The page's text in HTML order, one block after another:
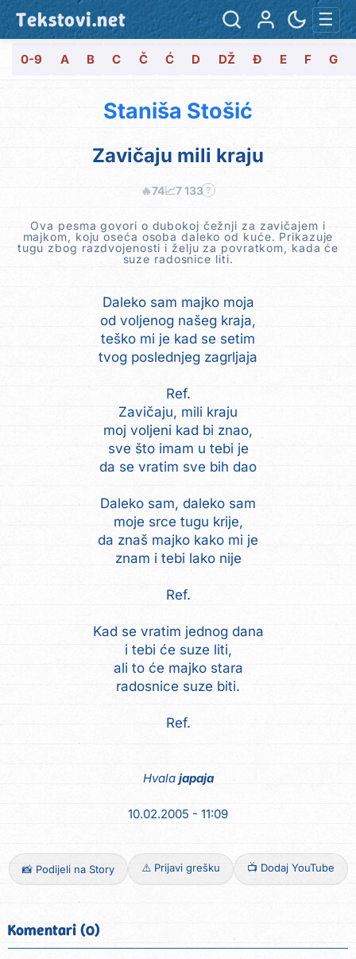
Tekstovi.net ☰
0-9 A B C Č Ć D DŽ Đ E F G
Staniša Stošić
Zavičaju mili kraju
🔥74📈7 133 ?
Ova pesma govori o dubokoj čežnji za zavičajem i
majkom, koju oseća osoba daleko od kuće. Prikazuje
tugu zbog razdvojenosti i želju za povratkom, kada će
suze radosnice liti.
Daleko sam majko moja
od voljenog našeg kraja,
teško mi je kad se setim
tvog poslednjeg zagrljaja
Ref.
Zavičaju, mili kraju
moj voljeni kad bi znao,
sve što imam u tebi je
da se vratim sve bih dao
Daleko sam, daleko sam
moje srce tugu krije,
da znaš majko kako mi je
znam i tebi lako nije
Ref.
Kad se vratim jednog dana
i tebi će suze liti,
ali to će majko stara
radosnice suze biti.
Hvala japaja
10.02.2005 - 11:09
📸 Podijeli na Story ⚠️ Prijavi grešku 📺 Dodaj YouTube
Komentari (0)